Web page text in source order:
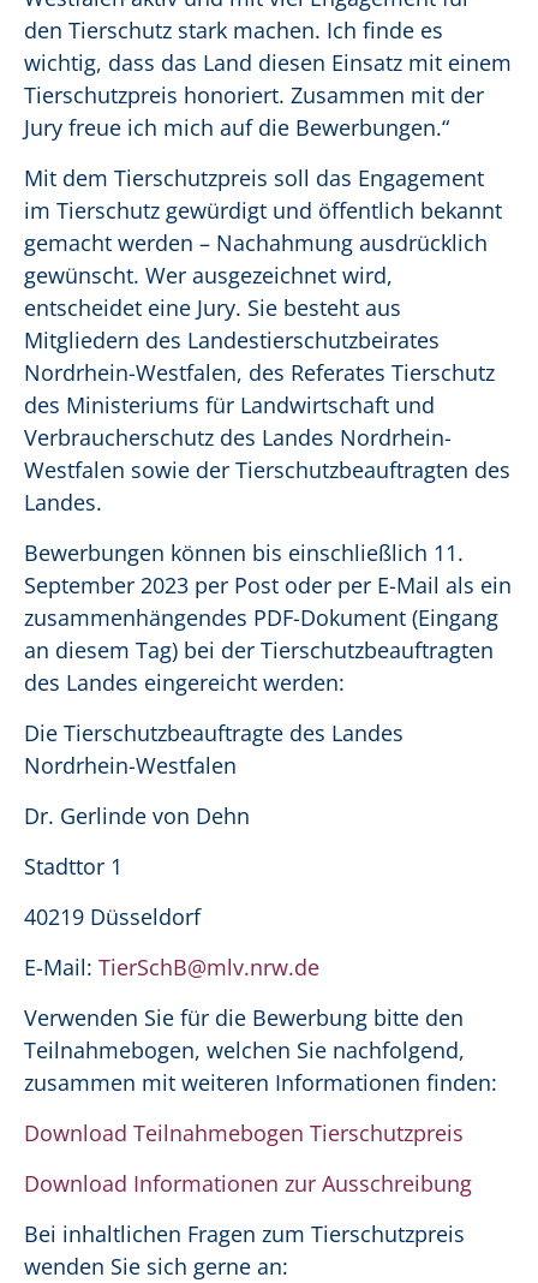
den Tierschutz stark machen. Ich finde es
wichtig, dass das Land diesen Einsatz mit einem
Tierschutzpreis honoriert. Zusammen mit der
Jury freue ich mich auf die Bewerbungen.“
Mit dem Tierschutzpreis soll das Engagement
im Tierschutz gewürdigt und öffentlich bekannt
gemacht werden – Nachahmung ausdrücklich
gewünscht. Wer ausgezeichnet wird,
entscheidet eine Jury. Sie besteht aus
Mitgliedern des Landestierschutzbeirates
Nordrhein-Westfalen, des Referates Tierschutz
des Ministeriums für Landwirtschaft und
Verbraucherschutz des Landes Nordrhein-
Westfalen sowie der Tierschutzbeauftragten des
Landes.
Bewerbungen können bis einschließlich 11.
September 2023 per Post oder per E-Mail als ein
zusammenhängendes PDF-Dokument (Eingang
an diesem Tag) bei der Tierschutzbeauftragten
des Landes eingereicht werden:
Die Tierschutzbeauftragte des Landes
Nordrhein-Westfalen
Dr. Gerlinde von Dehn
Stadttor 1
40219 Düsseldorf
E-Mail: TierSchB@mlv.nrw.de
Verwenden Sie für die Bewerbung bitte den
Teilnahmebogen, welchen Sie nachfolgend,
zusammen mit weiteren Informationen finden:
Download Teilnahmebogen Tierschutzpreis
Download Informationen zur Ausschreibung
Bei inhaltlichen Fragen zum Tierschutzpreis
wenden Sie sich gerne an: